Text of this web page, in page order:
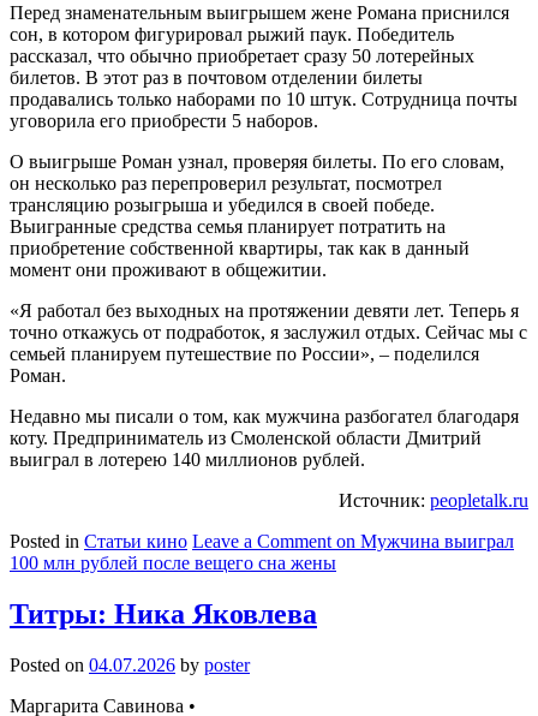
Перед знаменательным выигрышем жене Романа приснился
сон, в котором фигурировал рыжий паук. Победитель
рассказал, что обычно приобретает сразу 50 лотерейных
билетов. В этот раз в почтовом отделении билеты
продавались только наборами по 10 штук. Сотрудница почты
уговорила его приобрести 5 наборов.
О выигрыше Роман узнал, проверяя билеты. По его словам,
он несколько раз перепроверил результат, посмотрел
трансляцию розыгрыша и убедился в своей победе.
Выигранные средства семья планирует потратить на
приобретение собственной квартиры, так как в данный
момент они проживают в общежитии.
«Я работал без выходных на протяжении девяти лет. Теперь я
точно откажусь от подработок, я заслужил отдых. Сейчас мы с
семьей планируем путешествие по России», – поделился
Роман.
Недавно мы писали о том, как мужчина разбогател благодаря
коту. Предприниматель из Смоленской области Дмитрий
выиграл в лотерею 140 миллионов рублей.
Источник: peopletalk.ru
Posted in Статьи кино Leave a Comment on Мужчина выиграл
100 млн рублей после вещего сна жены
Титры: Ника Яковлева
Posted on 04.07.2026 by poster
Маргарита Савинова •